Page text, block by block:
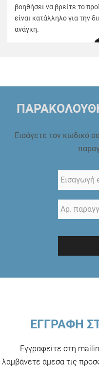
βοηθήσει να βρείτε το
είναι κατάλληλο για την
ανάγκη.
Εισάγετε τον κωδικό
ΕΓΓΡΑΦΗ
Εγγραφείτε στη
λαμβάνετε άμεσα τις